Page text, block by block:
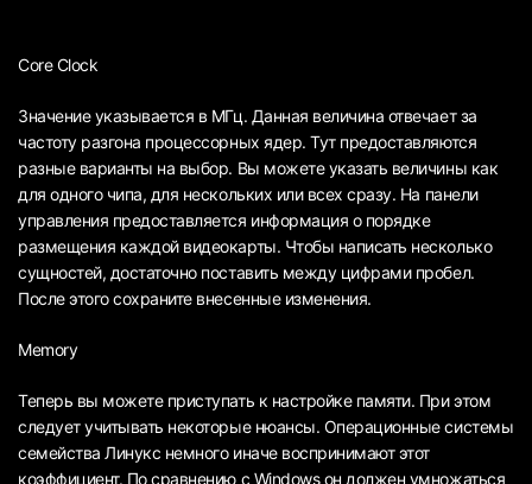
Core Clock
Значение указывается в МГц. Данная величина отвечает за
частоту разгона процессорных ядер. Тут предоставляются
разные варианты на выбор. Вы можете указать величины как
для одного чипа, для нескольких или всех сразу. На панели
управления предоставляется информация о порядке
размещения каждой видеокарты. Чтобы написать несколько
сущностей, достаточно поставить между цифрами пробел.
После этого сохраните внесенные изменения.
Memory
Теперь вы можете приступать к настройке памяти. При этом
следует учитывать некоторые нюансы. Операционные системы
семейства Линукс немного иначе воспринимают этот
коэффициент. По сравнению с Windows он должен умножаться